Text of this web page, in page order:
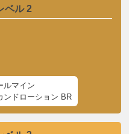
ベル 2
ルマイン
ンドローション BR